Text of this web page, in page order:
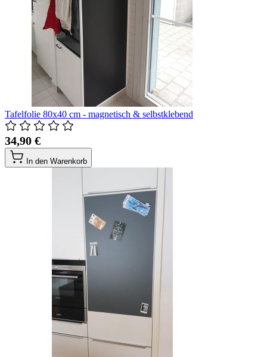
Tafelfolie 80x40 cm - magnetisch & selbstklebend
34,90 €
In den Warenkorb